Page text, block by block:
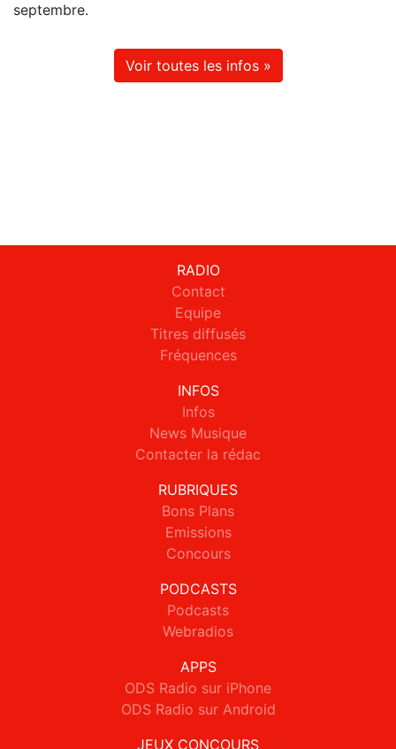
septembre.
Voir toutes les infos »
RADIO
Contact
Equipe
Titres diffusés
Fréquences
INFOS
Infos
News Musique
Contacter la rédac
RUBRIQUES
Bons Plans
Emissions
Concours
PODCASTS
Podcasts
Webradios
APPS
ODS Radio sur iPhone
ODS Radio sur Android
JEUX CONCOURS